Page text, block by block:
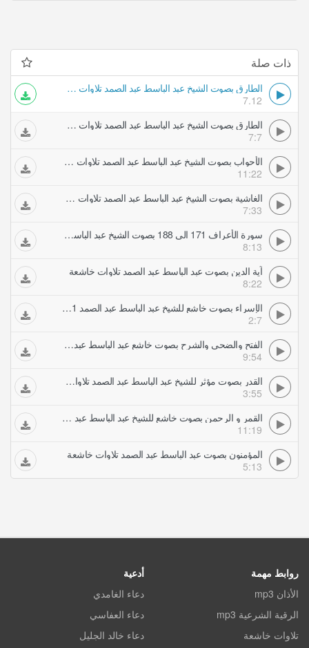
ذات صلة
الطارق بصوت الشيخ عبد الباسط عبد الصمد تلاوات خاشعة
7.12
الطارق بصوت الشيخ عبد الباسط عبد الصمد تلاوات خاشعة
7:7
الأحواب بصوت الشيخ عبد الباسط عبد الصمد تلاوات خاشعة
11:22
الغاشية بصوت الشيخ عبد الباسط عبد الصمد تلاوات خاشعة
7:33
سورة الأعراف 171 الى 188 بصوت الشيخ عبد الباسط عبد الصمد تلاوات خاشعة
8:13
آية الدين بصوت عبد الباسط عبد الصمد تلاوات خاشعة
8:22
الإسراء بصوت خاشع للشيخ عبد الباسط عبد الصمد 1 2 تلاوات خاشعة
2:7
الفتح والضحى والشرح بصوت خاشع عبد الباسط عبد الصمد تلاوات خاشعة
9:54
القدر بصوت مؤثر للشيخ عبد الباسط عبد الصمد تلاوات خاشعة
3:55
القمر و الرحمن بصوت خاشع للشيخ عبد الباسط عبد الصمد تلاوات خاشعة
11:19
المؤمنون بصوت عبد الباسط عبد الصمد تلاوات خاشعة
5:13
روابط مهمة
الأذان mp3
الرقية الشرعية mp3
تلاوات خاشعة
أدعية
دعاء الغامدي
دعاء العفاسي
دعاء خالد الجليل